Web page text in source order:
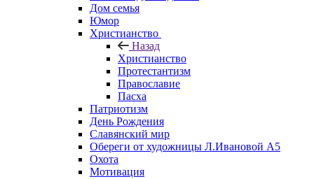
Дом семья
Юмор
Христианство
Назад
Христианство
Протестантизм
Православие
Пасха
Патриотизм
День Рождения
Славянский мир
Обереги от художницы Л.Ивановой А5
Охота
Мотивация